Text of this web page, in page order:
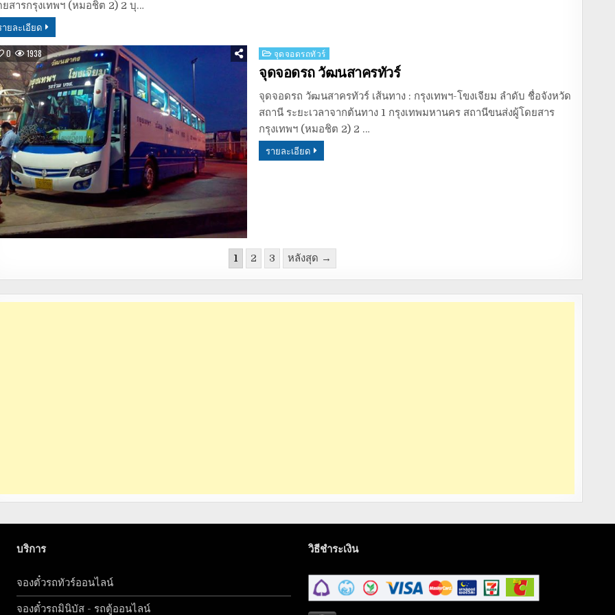
ยสารกรุงเทพฯ (หมอชิต 2) 2 บุ…
ายละเอียด
0 1938
Posted
in
จุดจอดรถทัวร์
จุดจอดรถ วัฒนสาครทัวร์
จุดจอดรถ วัฒนสาครทัวร์ เส้นทาง : กรุงเทพฯ-โขงเจียม ลำดับ ชื่อจังหวัด
สถานี ระยะเวลาจากต้นทาง 1 กรุงเทพมหานคร สถานีขนส่งผู้โดยสาร
กรุงเทพฯ (หมอชิต 2) 2 …
รายละเอียด
1 2 3 หลังสุด →
บริการ
จองตั๋วรถทัวร์ออนไลน์
จองตั๋วรถมินิบัส - รถตู้ออนไลน์
วิธีชำระเงิน